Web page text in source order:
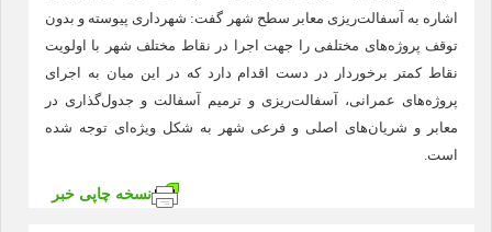
اشاره به آسفالت‌ریزی معابر سطح شهر گفت: شهرداری پیوسته و بدون
توقف پروژه‌های مختلفی را جهت اجرا در نقاط مختلف شهر با اولویت
نقاط کمتر برخوردار در دست اقدام دارد که در این میان به اجرای
پروژه‌های عمرانی، آسفالت‌ریزی و ترمیم آسفالت و جدول‌گذاری در
معابر و شریان‌های اصلی و فرعی شهر به شکل ویژه‌ای توجه شده
است.
نسخه چاپی خبر